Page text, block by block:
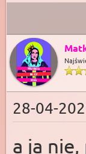
28-04-
a ja